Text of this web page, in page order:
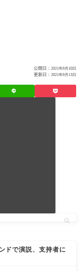
公開日： 2021年9月10日
更新日： 2021年9月13日
ドで演説、支持者に